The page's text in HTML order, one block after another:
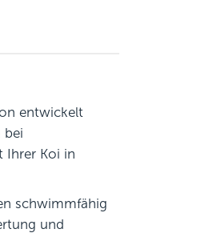
entwickelt
bei
Ihrer Koi in
schwimmfähig
und